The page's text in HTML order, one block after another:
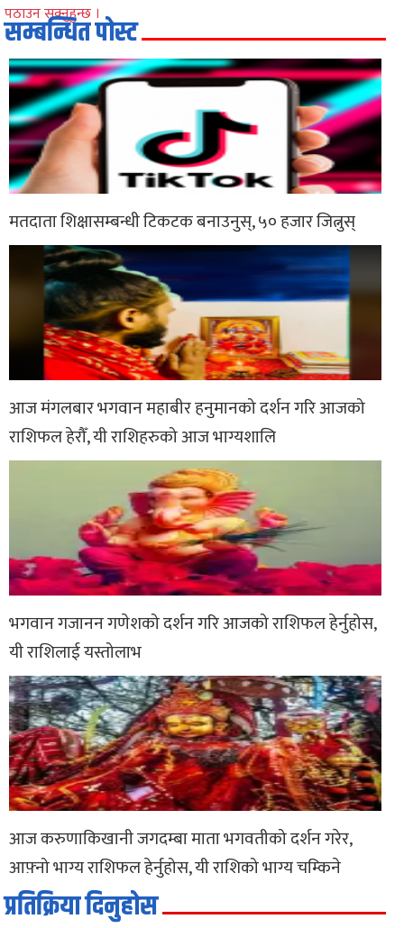
पठाउन सक्नुहुन्छ ।
सम्बन्धित पोस्ट
मतदाता शिक्षासम्बन्धी टिकटक बनाउनुस्, ५० हजार जित्नुस्
आज मंगलबार भगवान महाबीर हनुमानको दर्शन गरि आजको
राशिफल हेरौँ, यी राशिहरुको आज भाग्यशालि
भगवान गजानन गणेशको दर्शन गरि आजको राशिफल हेर्नुहोस,
यी राशिलाई यस्तोलाभ
आज करुणाकिखानी जगदम्बा माता भगवतीको दर्शन गरेर,
आफ़्नो भाग्य राशिफल हेर्नुहोस, यी राशिको भाग्य चम्किने
प्रतिक्रिया दिनुहोस